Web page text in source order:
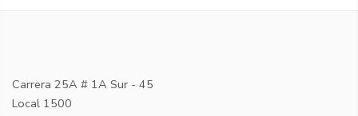
Carrera 25A # 1A Sur - 45
Local 1500